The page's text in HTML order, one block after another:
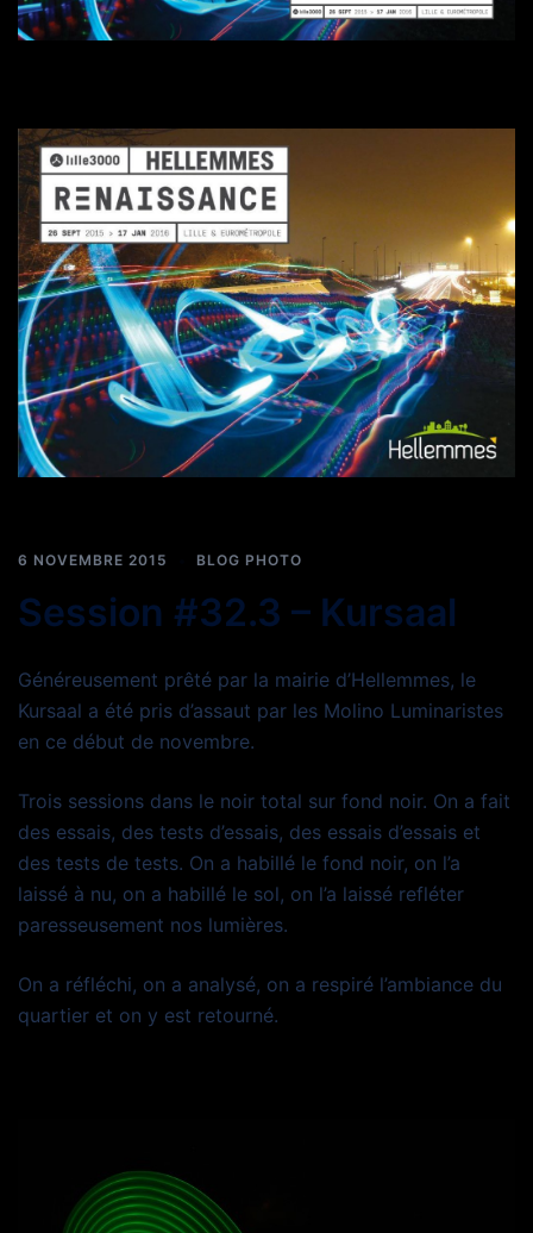
6 NOVEMBRE 2015 BLOG PHOTO
Session #32.3 – Kursaal
Généreusement prêté par la mairie d’Hellemmes, le
Kursaal a été pris d’assaut par les Molino Luminaristes
en ce début de novembre.
Trois sessions dans le noir total sur fond noir. On a fait
des essais, des tests d’essais, des essais d’essais et
des tests de tests. On a habillé le fond noir, on l’a
laissé à nu, on a habillé le sol, on l’a laissé refléter
paresseusement nos lumières.
On a réfléchi, on a analysé, on a respiré l’ambiance du
quartier et on y est retourné.